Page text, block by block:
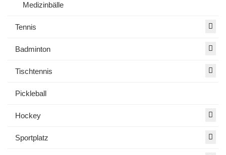
Medizinbälle
Tennis
Badminton
Tischtennis
Pickleball
Hockey
Sportplatz